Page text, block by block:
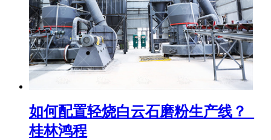
如何配置轻烧白云石磨粉生产线？_
桂林鸿程